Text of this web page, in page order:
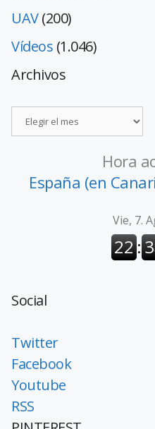
UAV(200)
Vídeos (1.046)
Archivos
Hora
España (en
Social
Twitter
Facebook
Youtube
RSS